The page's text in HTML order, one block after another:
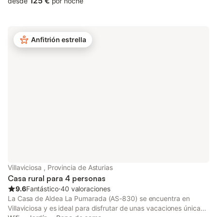
barbacoa. Hay una plaza de aparcamiento disponible en el
recinto. No se permiten mascotas, fumar ni celebrar eventos.
Anfitrión estrella
Villaviciosa , Provincia de Asturias
Casa rural para 4 personas
9.6Fantástico⋅40 valoraciones
La Casa de Aldea La Pumarada (AS-830) se encuentra en
Villaviciosa y es ideal para disfrutar de unas vacaciones únicas